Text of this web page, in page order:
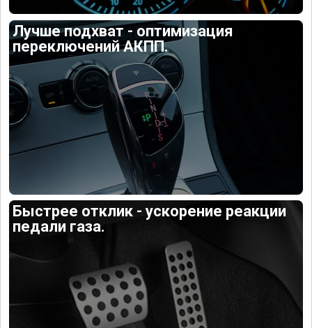
Лучше подхват - оптимизация
переключений АКПП.
Быстрее отклик - ускорение реакции
педали газа.